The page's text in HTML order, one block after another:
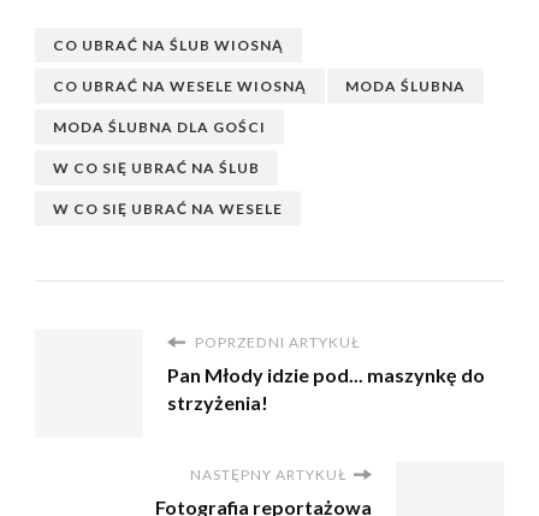
CO UBRAĆ NA ŚLUB WIOSNĄ
CO UBRAĆ NA WESELE WIOSNĄ MODA ŚLUBNA
MODA ŚLUBNA DLA GOŚCI
W CO SIĘ UBRAĆ NA ŚLUB
W CO SIĘ UBRAĆ NA WESELE
POPRZEDNI ARTYKUŁ
Pan Młody idzie pod... maszynkę do
strzyżenia!
NASTĘPNY ARTYKUŁ
Fotografia reportażowa